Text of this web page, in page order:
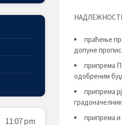
праћење
допуне
припрема
одобреним
припрема
припрема
11:07 pm